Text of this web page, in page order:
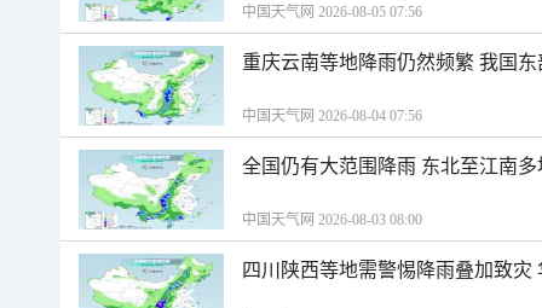
中国天气网 2026-08-05 07:56
重庆云南等地降雨仍然频繁 我国
中国天气网 2026-08-04 07:56
全国仍有大范围降雨 东北至江南
中国天气网 2026-08-03 08:00
四川陕西等地需警惕降雨叠加致